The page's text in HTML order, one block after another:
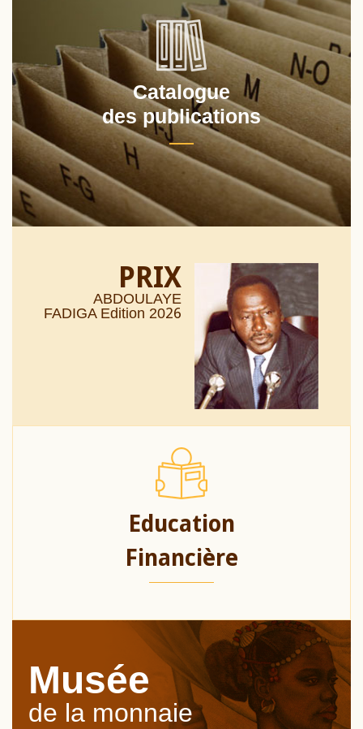
Catalogue
des publications
PRIX
ABDOULAYE
FADIGA Edition 2026
Education
Financière
Musée
de la monnaie